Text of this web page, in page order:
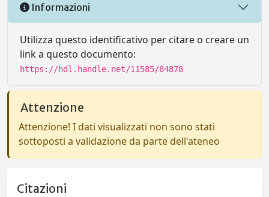
Informazioni
Utilizza questo identificativo per citare o creare un
link a questo documento:
https://hdl.handle.net/11585/84878
Attenzione
Attenzione! I dati visualizzati non sono stati
sottoposti a validazione da parte dell'ateneo
Citazioni